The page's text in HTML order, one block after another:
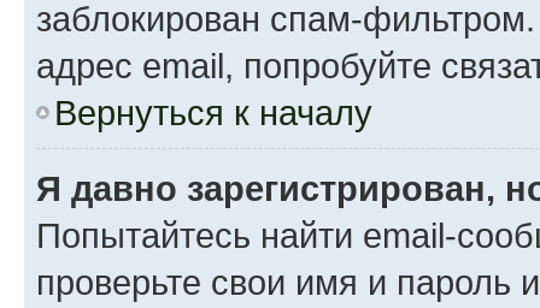
заблокирован спам-
адрес email, попробуйте
Вернуться к началу
Я давно зарегистрирован,
Попытайтесь найти email-
проверьте свои имя и пароль